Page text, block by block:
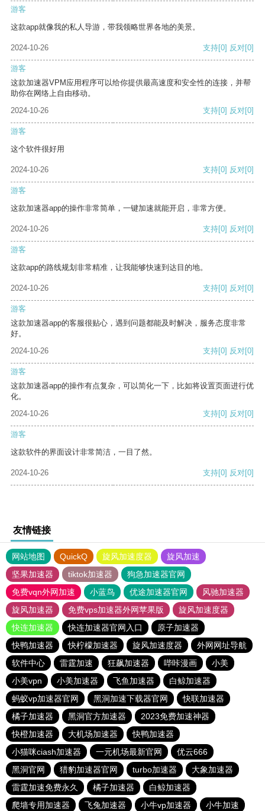
游客
这款app就像我的私人导游，带我领略世界各地的美景。
2024-10-26 支持[0] 反对[0]
游客
这款加速器VPM应用程序可以给你提供最高速度和安全性的连接，并帮
助你在网络上自由移动。
2024-10-26
支持[0] 反对[0]
游客
这个软件很好用
2024-10-26 支持[0] 反对[0]
游客
这款加速器app的操作非常简单，一键加速就能开启，非常方便。
2024-10-26 支持[0] 反对[0]
游客
这款app的路线规划非常精准，让我能够快速到达目的地。
2024-10-26 支持[0] 反对[0]
游客
这款加速器app的客服很贴心，遇到问题都能及时解决，服务态度非常
好。
2024-10-26
支持[0] 反对[0]
游客
这款加速器app的操作有点复杂，可以简化一下，比如将设置页面进行优
化。
2024-10-26
支持[0] 反对[0]
游客
这款软件的界面设计非常简洁，一目了然。
2024-10-26 支持[0] 反对[0]
友情链接
网站地图 QuickQ 旋风加速度器
旋风加速
坚果加速器
tiktok加速器
狗急加速器官网
免费vqn外网加速
小蓝鸟 优途加速器官网
风驰加速器
旋风加速器
免费vps加速器外网苹果版
旋风加速度器
快连加速器
快连加速器官网入口
原子加速器
快鸭加速器
快柠檬加速器 旋风加速度器
外网网址导航
软件中心
雷霆加速 狂飙加速器 哔咔漫画
小美
小美vpn
小美加速器 飞鱼加速器
白鲸加速器
蚂蚁vp加速器官网
黑洞加速下载器官网
快联加速器
橘子加速器
黑洞官方加速器
2023免费加速神器
快橙加速器
大机场加速器
快鸭加速器
小猫咪ciash加速器
一元机场最新官网
优云666
黑洞官网
猎豹加速器官网 turbo加速器
大象加速器
雷霆加速免费永久
橘子加速器
白鲸加速器
爬墙专用加速器
飞兔加速器 小牛vp加速器 小牛加速